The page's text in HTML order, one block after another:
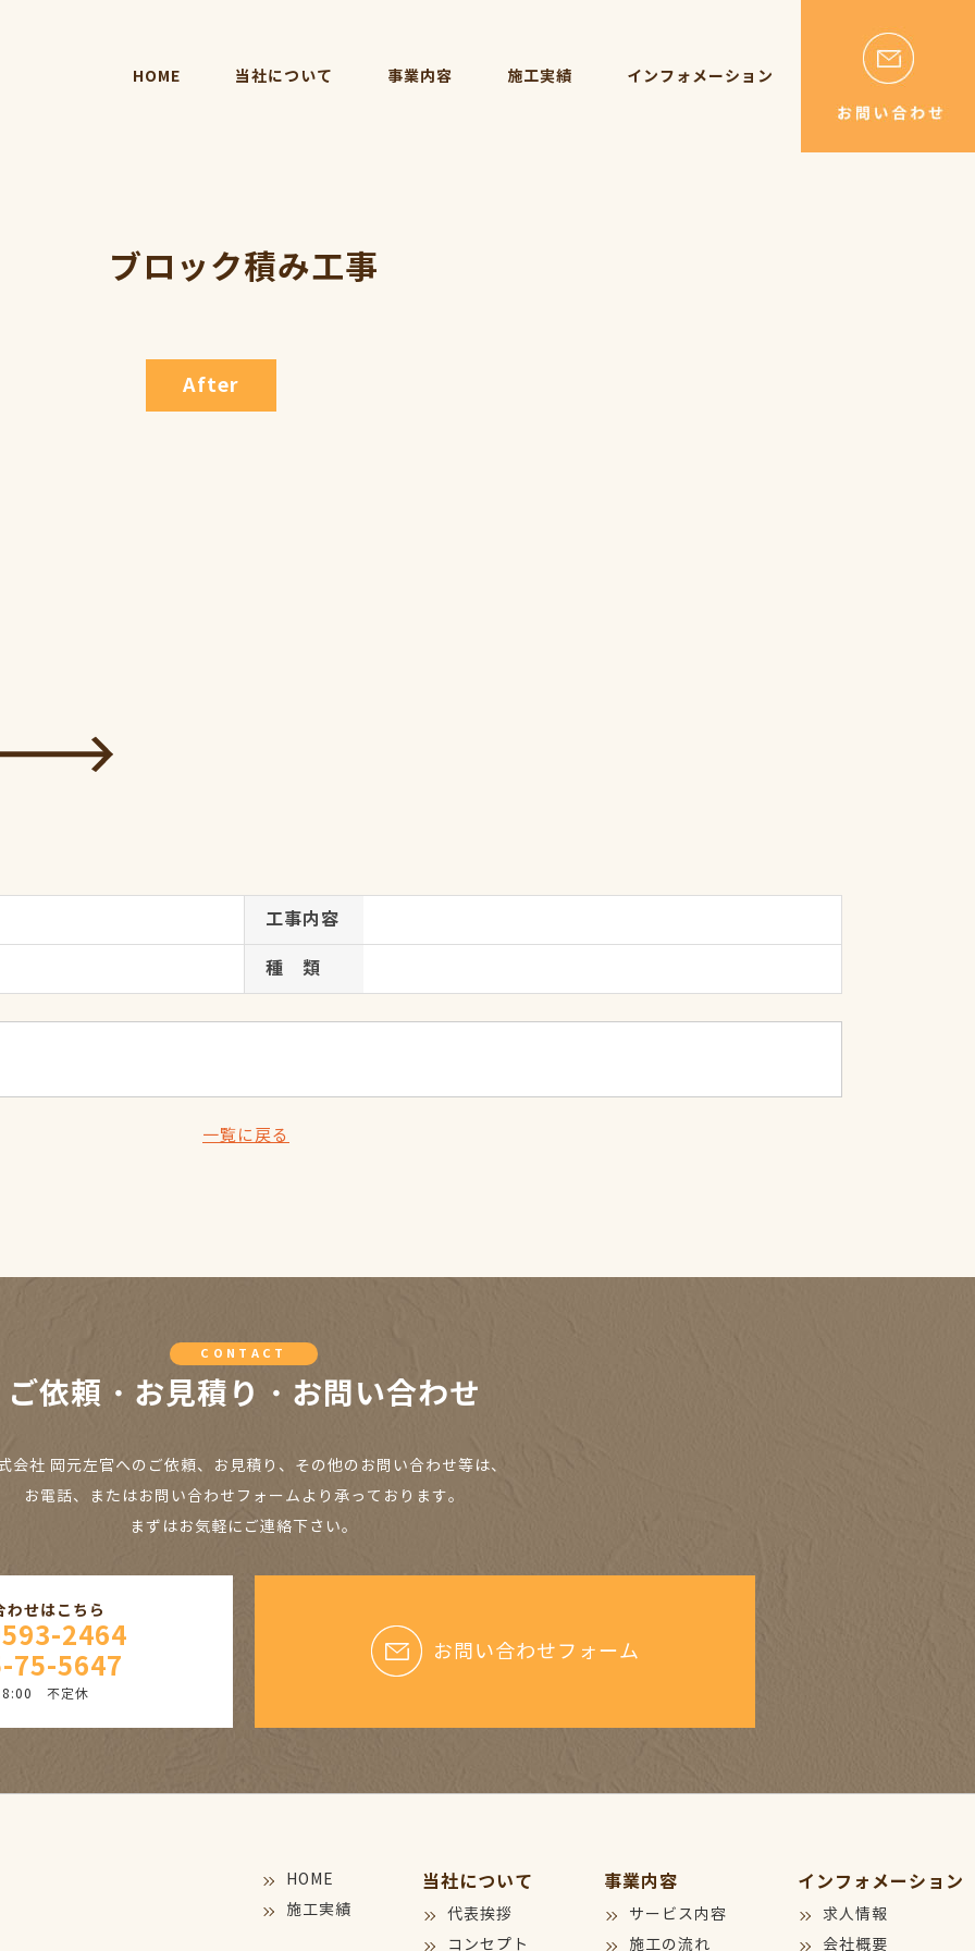
HOME 当社について 事業内容 施工実績 インフォメーション
ブロック積み工事
After
工事内容
種 類
一覧に戻る
CONTACT
ご依頼・お見積り・お問い合わせ
会社 岡元左官へのご依頼、お見積り、その他のお問い合わせ等は、
お電話、またはお問い合わせフォームより承っております。
まずはお気軽にご連絡下さい。
わせはこちら
2464
75-5647
不定休
お問い合わせフォーム
HOME
施工実績
当社について
代表挨拶
コンセプト
事業内容
サービス内容
施工の流れ
インフォメーション
求人情報
会社概要